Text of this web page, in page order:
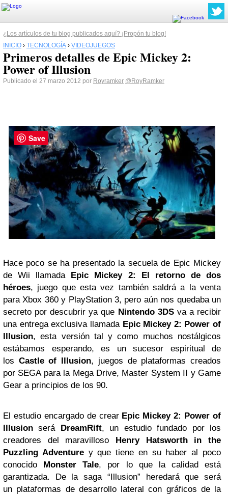
¿Los artículos de tu blog publicados aquí? ¡Propón tu blog!
INICIO › TECNOLOGÍA › VIDEOJUEGOS
Primeros detalles de Epic Mickey 2:
Power of Illusion
Publicado el 27 marzo 2012 por Royramker @RoyRamker
Hace poco se ha presentado la secuela de Epic Mickey
de Wii llamada
Epic Mickey 2: El retorno de dos
héroes, juego que esta vez también saldrá a la venta
para Xbox 360 y PlayStation 3, pero aún nos quedaba un
secreto por descubrir ya que Nintendo 3DSva a recibir
una entrega exclusiva llamada Epic Mickey 2: Power of
Illusion, esta versión tal y como muchos nostálgicos
estábamos esperando, es un sucesor espiritual de
los Castle of Illusion, juegos de plataformas creados
por SEGA para la Mega Drive, Master System II y Game
Gear a principios de los 90.
El estudio encargado de crear Epic Mickey 2: Power of
Illusion será DreamRift, un estudio fundado por los
creadores del maravilloso
Henry Hatsworth in the
Puzzling Adventurey que tiene en su haber al poco
conocido
Monster Tale, por lo que la calidad está
garantizada. De la saga “Illusion” heredará que será
un plataformas de desarrollo lateral con gráficos de la
Save